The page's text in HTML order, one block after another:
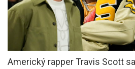
Americký rapper Travis Scott